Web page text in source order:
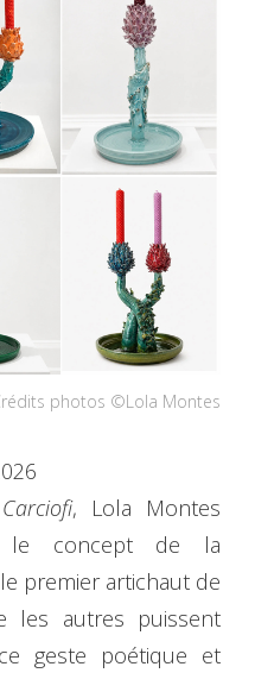
photos ©Lola Montes
Carciofi, Lola Montes
le concept de la
premier artichaut de
les autres puissent
geste poétique et